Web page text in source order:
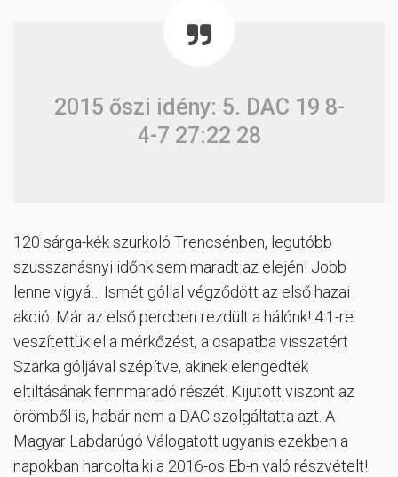
2015 őszi idény: 5. DAC 19 8-
4-7 27:22 28
120 sárga-kék szurkoló Trencsénben, legutóbb
szusszanásnyi időnk sem maradt az elején! Jobb
lenne vigyá… Ismét góllal végződött az első hazai
akció. Már az első percben rezdült a hálónk! 4:1-re
veszítettük el a mérkőzést, a csapatba visszatért
Szarka góljával szépítve, akinek elengedték
eltiltásának fennmaradó részét. Kijutott viszont az
örömből is, habár nem a DAC szolgáltatta azt. A
Magyar Labdarúgó Válogatott ugyanis ezekben a
napokban harcolta ki a 2016-os Eb-n való részvételt!